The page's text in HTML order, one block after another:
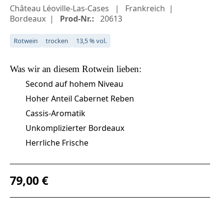
Château Léoville-Las-Cases
Frankreich
Bordeaux
Prod-Nr.: 20613
Rotwein trocken 13,5 % vol.
Was wir an diesem Rotwein lieben:
Second auf hohem Niveau
Hoher Anteil Cabernet Reben
Cassis-Aromatik
Unkomplizierter Bordeaux
Herrliche Frische
Regulärer Preis:
79,00 €